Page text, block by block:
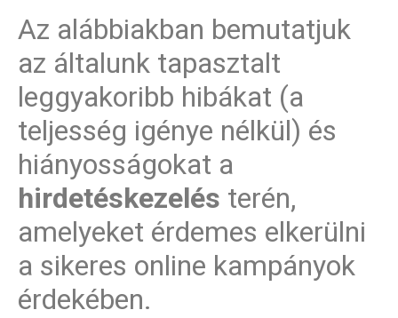
Az alábbiakban bemutatjuk
az általunk tapasztalt
leggyakoribb hibákat (a
teljesség igénye nélkül) és
hiányosságokat a
hirdetéskezelés terén,
amelyeket érdemes elkerülni
a sikeres online kampányok
érdekében.